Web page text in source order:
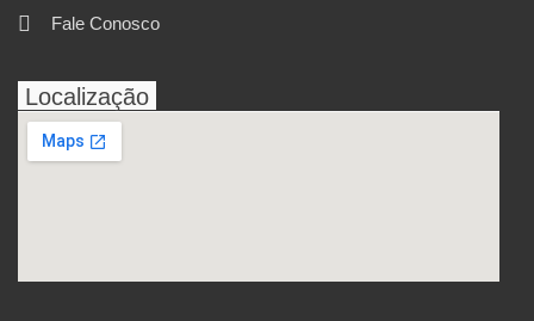
Fale Conosco
Localização